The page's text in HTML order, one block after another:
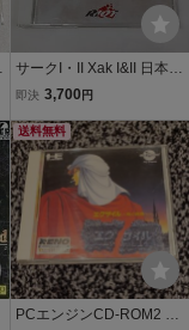
サークI・II Xak I&II 日本テ
レネット CD-ROM2 HE s
ジン ゲームソフト ハガ
キ・帯付き 動作確認済み
即決 3,700 円
送料無料
PCエンジンCD-ROM2 エ